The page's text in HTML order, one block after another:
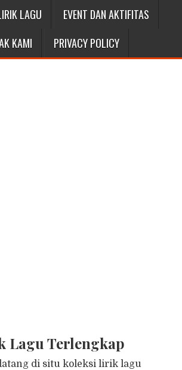
LAGU
EVENT DAN AKTIFITAS
KAMI
PRIVACY POLICY
Lagu Terlengkap
di situ koleksi lirik lagu